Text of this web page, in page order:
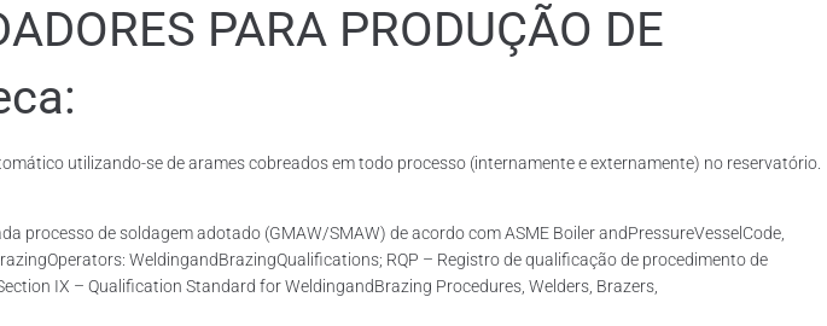
PARA PRODUÇÃO DE
utilizando-se de arames cobreados em todo processo (internamente e externamente) no reservatório.
processo de soldagem adotado (GMAW/SMAW) de acordo com ASME Boiler andPressureVesselCode,
WeldingandBrazingQualifications; RQP – Registro de qualificação de procedimento de
IX – Qualification Standard for WeldingandBrazing Procedures, Welders, Brazers,